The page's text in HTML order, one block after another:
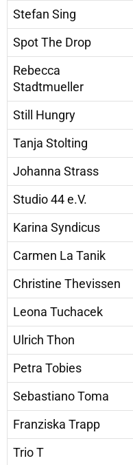
Stefan Sing
Spot The Drop
Rebecca
Stadtmueller
Still Hungry
Tanja Stolting
Johanna Strass
Studio 44 e.V.
Karina Syndicus
Carmen La Tanik
Christine Thevissen
Leona Tuchacek
Ulrich Thon
Petra Tobies
Sebastiano Toma
Franziska Trapp
Trio T